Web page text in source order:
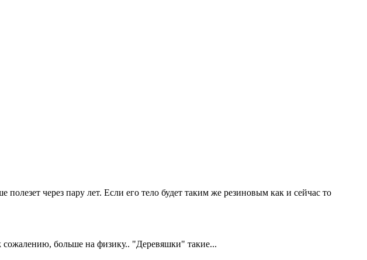
через пару лет. Если его тело будет таким же резиновым как и сейчас то
сожалению, больше на физику.. "Деревяшки" такие...